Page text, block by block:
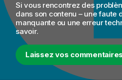
Si vous rencontrez des
dans son contenu – une faute
manquante ou une erreur
savoir.
Laissez vos